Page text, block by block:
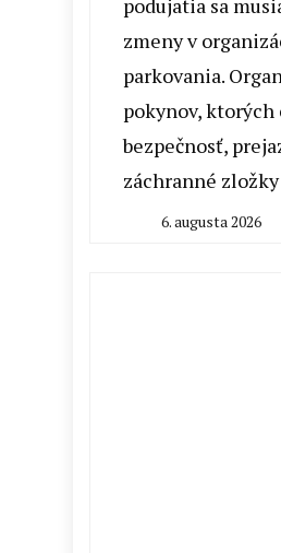
podujatia sa
zmeny v
parkovania.
pokynov,
bezpečnosť,
záchranné
6. augusta 2026